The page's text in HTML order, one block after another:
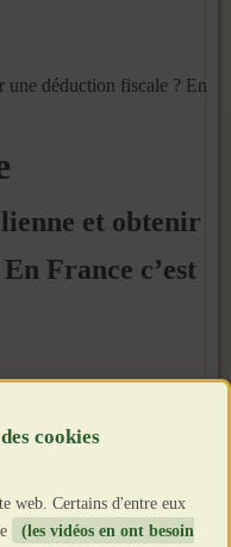
une déduction fiscale ? En
et obtenir
France c’est
web. Certains d'entre eux
(les vidéos en ont besoin